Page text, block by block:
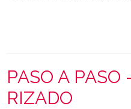
PASO A PASO
RIZADO